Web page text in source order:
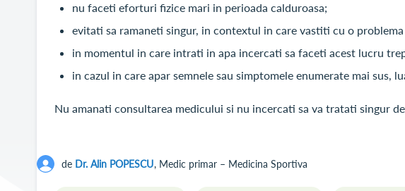
nu faceti eforturi fizice mari in perioada calduroasa;
evitati sa ramaneti singur, in contextul in care vastiti cu o
in momentul in care intrati in apa incercati sa faceti acest lucru
in cazul in care apar semnele sau simptomele enumerate mai sus,
Nu amanati consultarea medicului si nu incercati sa va tratati singur
de Dr. Alin POPESCU, Medic primar – Medicina Sportiva